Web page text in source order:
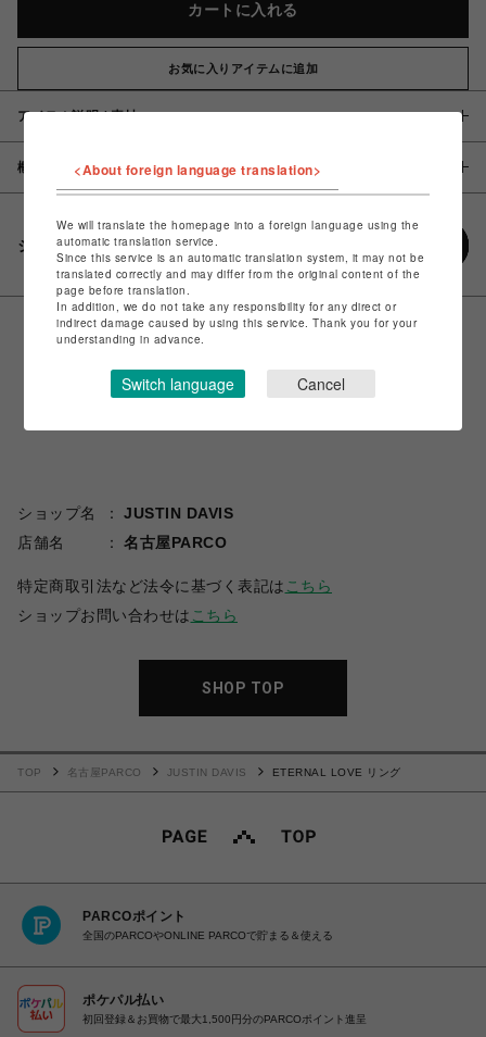
カートに入れる
お気に入りアイテムに追加
アイテム説明 / 素材
概要
シェアする
ショップ名
JUSTIN DAVIS
店舗名
名古屋PARCO
特定商取引法など法令に基づく表記は こちら
ショップお問い合わせは こちら
SHOP TOP
TOP 名古屋PARCO JUSTIN DAVIS ETERNAL LOVE リング
PARCOポイント
全国のPARCOやONLINE PARCOで貯まる＆使える
ポケパル払い
初回登録＆お買物で最大1,500円分のPARCOポイント進呈
<About foreign language translation>
We will translate the homepage into a foreign language using the
automatic translation service.
Since this service is an automatic translation system, it may not be
translated correctly and may differ from the original content of the
page before translation.
In addition, we do not take any responsibility for any direct or
indirect damage caused by using this service. Thank you for your
understanding in advance.
Switch language Cancel